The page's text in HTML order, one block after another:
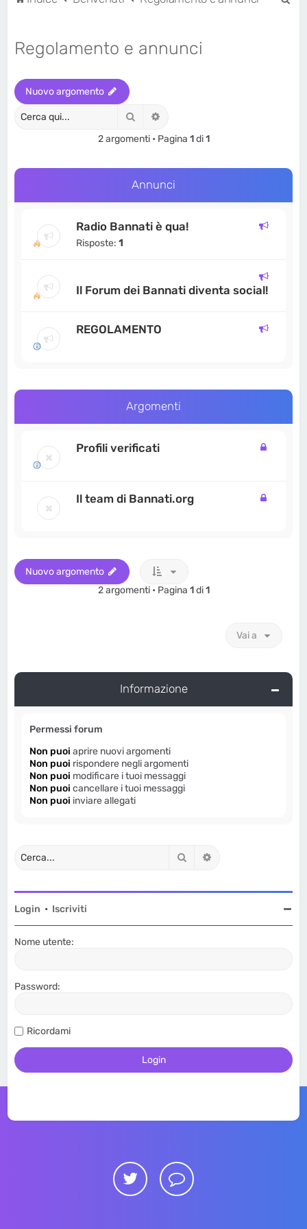
Regolamento e annunci
Nuovo argomento
Cerca
2 argomenti • Pagina 1di1
Annunci
Radio Bannati è qua!
Risposte:1
Il Forum dei Bannati diventa social!
REGOLAMENTO
Argomenti
Profili verificati
Il team di Bannati.org
Nuovo argomento
2 argomenti • Pagina 1di1
Vai a
Informazione
Permessi forum
Non puoi aprire nuovi argomenti
Non puoi rispondere negli argomenti
Non puoi modificare i tuoi messaggi
Non puoi cancellare i tuoi messaggi
Non puoi inviare allegati
Cerca
Login • Iscriviti
Nome utente:
Password:
Ricordami